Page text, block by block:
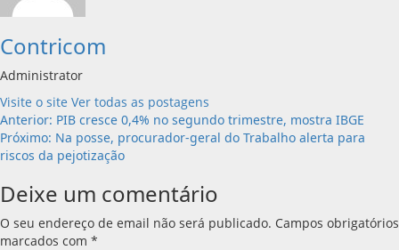
Contricom
Administrator
Visite o site Ver todas as postagens
Navegação
de
artigos
Anterior: PIB cresce 0,4% no segundo trimestre, mostra IBGE
Próximo: Na posse, procurador-geral do Trabalho alerta para
riscos da pejotização
Deixe um comentário
O seu endereço de email não será publicado. Campos obrigatórios
marcados com *